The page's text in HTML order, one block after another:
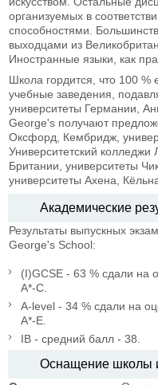
организуемых в
способностями.
выходцами из
Иностранные языки, как
Школа гордится, что 100 %
учебные заведения,
университеты Германии,
George's получают
Оксфорд, Кембридж,
Университетский колледжи
Британии, университеты
университеты Ахена,
Академические
Результаты выпускных
George's School:
(I)GCSE - 63 % сдали на
А*-С.
A-level - 34 % сдали на
А*-Е.
IB - средний балл - 38.
Оснащение школы